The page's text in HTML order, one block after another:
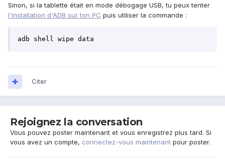
Sinon, si la tablette était en mode débogage USB, tu peux tenter
l'installation d'ADB sur ton PC puis utiliser la commande :
adb shell wipe data
Citer
Rejoignez la conversation
Vous pouvez poster maintenant et vous enregistrez plus tard. Si
vous avez un compte, connectez-vous maintenant pour poster.